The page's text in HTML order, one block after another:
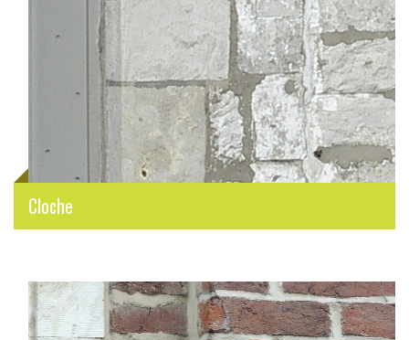
Cloche